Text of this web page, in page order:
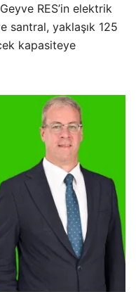
RES’in elektrik
santral, yaklaşık 125
kapasiteye